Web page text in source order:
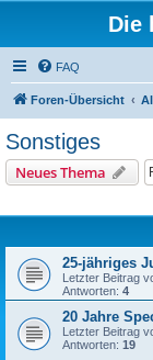
Die
FAQ
Foren-Übersicht
Sonstiges
Neues Thema
25-jähriges
Letzter Beitrag
Antworten: 4
20 Jahre
Letzter Beitrag
Antworten: 19